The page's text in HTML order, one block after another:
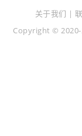
关于我们 |
Copyright © 2020-